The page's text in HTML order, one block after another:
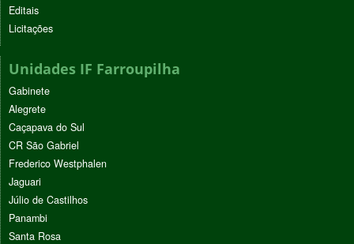
Editais
Licitações
Unidades IF Farroupilha
Gabinete
Alegrete
Caçapava do Sul
CR São Gabriel
Frederico Westphalen
Jaguari
Júlio de Castilhos
Panambi
Santa Rosa